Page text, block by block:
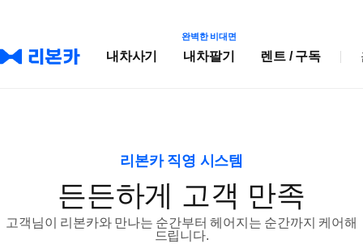
내차사기
완벽한 비대면
내차팔기 렌트 / 구독
리본카 직영 시스템
든든하게 고객 만족
고객님이 리본카와 만나는 순간부터 헤어지는 순간까지 케어해
드립니다.